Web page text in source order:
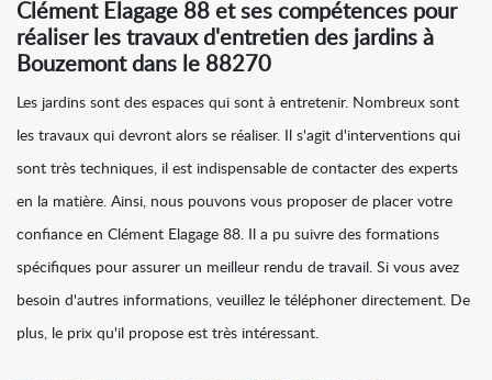
Clément Elagage 88 et ses compétences pour
réaliser les travaux d'entretien des jardins à
Bouzemont dans le 88270
Les jardins sont des espaces qui sont à entretenir. Nombreux sont
les travaux qui devront alors se réaliser. Il s'agit d'interventions qui
sont très techniques, il est indispensable de contacter des experts
en la matière. Ainsi, nous pouvons vous proposer de placer votre
confiance en Clément Elagage 88. Il a pu suivre des formations
spécifiques pour assurer un meilleur rendu de travail. Si vous avez
besoin d'autres informations, veuillez le téléphoner directement. De
plus, le prix qu'il propose est très intéressant.